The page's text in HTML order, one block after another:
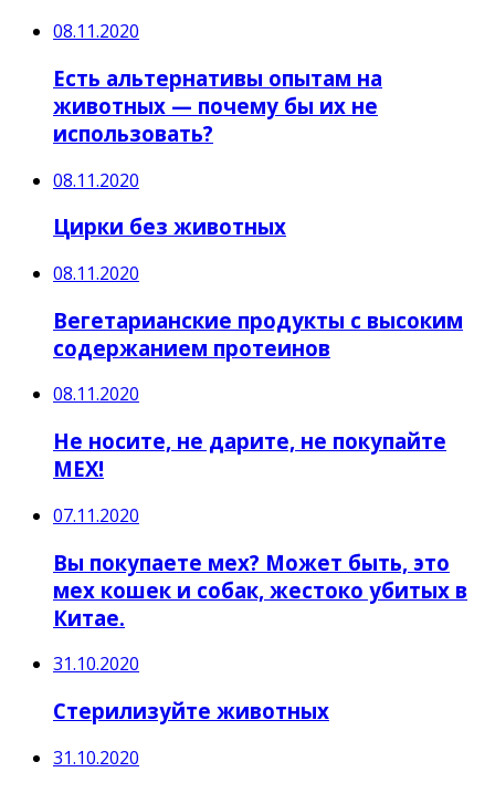
08.11.2020
Есть альтернативы опытам на
животных — почему бы их не
использовать?
08.11.2020
Цирки без животных
08.11.2020
Вегетарианские продукты с высоким
содержанием протеинов
08.11.2020
Не носите, не дарите, не покупайте
МЕХ!
07.11.2020
Вы покупаете мех? Может быть, это
мех кошек и собак, жестоко убитых в
Китае.
31.10.2020
Стерилизуйте животных
31.10.2020